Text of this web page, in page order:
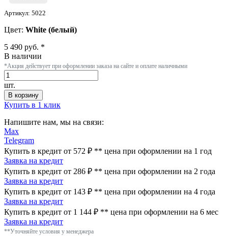
Артикул: 5022
Цвет: White (белый)
5 490 руб. *
В наличии
*Акция действует при оформлении заказа на сайте и оплате наличными
шт.
В корзину
Купить в 1 клик
Напишите нам, мы на связи:
Max
Telegram
Купить в кредит от 572 ₽ ** цена при оформлении на 1 год
Заявка на кредит
Купить в кредит от 286 ₽ ** цена при оформлении на 2 года
Заявка на кредит
Купить в кредит от 143 ₽ ** цена при оформлении на 4 года
Заявка на кредит
Купить в кредит от 1 144 ₽ ** цена при оформлении на 6 мес
Заявка на кредит
**Уточняйте условия у менеджера